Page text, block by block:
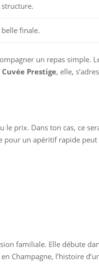
finale.
un repas simple.
Cuvée Prestige, elle,
prix. Dans ton cas, ce
pour un apéritif rapide
familiale. Elle débute
Champagne, l’histoire